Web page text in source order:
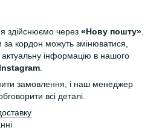
здійснюємо через «Нову пошту»
за кордон можуть змінюватися,
інформацію в нашого
Instagram
замовлення, і наш менеджер
всі деталі.